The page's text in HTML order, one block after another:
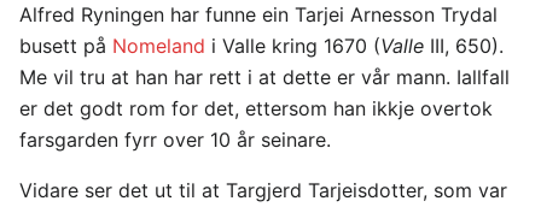
Alfred Ryningen har funne ein Tarjei Arnesson Trydal
busett på Nomeland i Valle kring 1670 (Valle III, 650).
Me vil tru at han har rett i at dette er vår mann. Iallfall
er det godt rom for det, ettersom han ikkje overtok
farsgarden fyrr over 10 år seinare.
Vidare ser det ut til at Targjerd Tarjeisdotter, som var